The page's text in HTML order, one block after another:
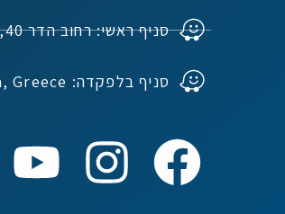
סניף ראשי: רחוב הדר 40, קיסריה
סניף בלפקדה: Ioannou Mela 6 , Lefkáda, Greece